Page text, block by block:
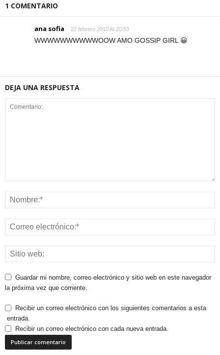
1 COMENTARIO
ana sofia 22 febrero 2010 At 20:53
WWWWWWWWWWOOW AMO GOSSIP GIRL 😀
DEJA UNA RESPUESTA
Guardar mi nombre, correo electrónico y sitio web en este navegador
la próxima vez que comente.
Recibir un correo electrónico con los siguientes comentarios a esta
entrada.
Recibir un correo electrónico con cada nueva entrada.